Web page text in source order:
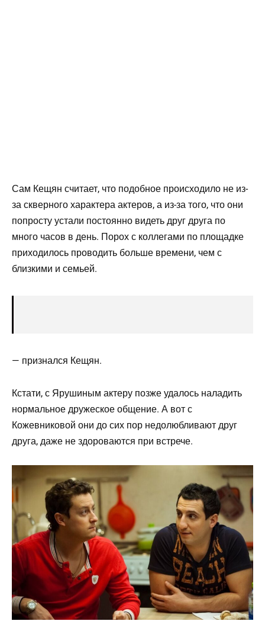
Сам Кещян считает, что подобное происходило не из-
за скверного характера актеров, а из-за того, что они
попросту устали постоянно видеть друг друга по
много часов в день. Порох с коллегами по площадке
приходилось проводить больше времени, чем с
близкими и семьей.
— признался Кещян.
Кстати, с Ярушиным актеру позже удалось наладить
нормальное дружеское общение. А вот с
Кожевниковой они до сих пор недолюбливают друг
друга, даже не здороваются при встрече.